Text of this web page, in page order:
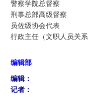
警察学院总督察
刑事总部高级督察
员佐级协会代表
行政主任（文职人员关系
编辑部
编辑：
记者：